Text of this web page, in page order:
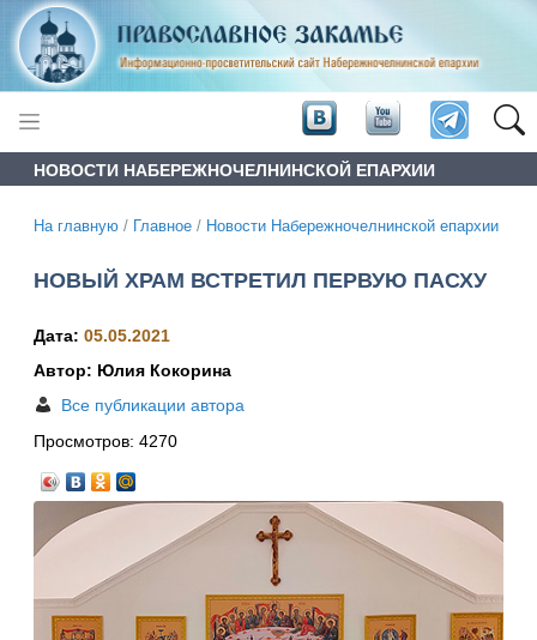
НОВОСТИ НАБЕРЕЖНОЧЕЛНИНСКОЙ ЕПАРХИИ
На главную / Главное / Новости Набережночелнинской епархии
НОВЫЙ ХРАМ ВСТРЕТИЛ ПЕРВУЮ ПАСХУ
Дата: 05.05.2021
Автор: Юлия Кокорина
Все публикации автора
Просмотров: 4270